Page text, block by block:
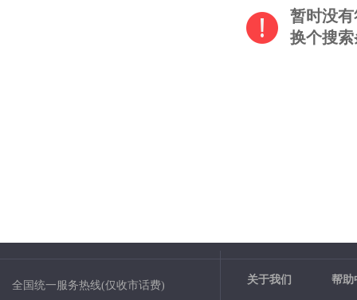
暂时没
换个搜
全国统一服务热线(仅收市话费) 关于我们 帮助